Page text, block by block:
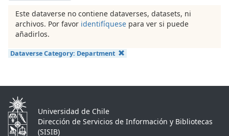
Este dataverse no contiene dataverses, datasets, ni
archivos. Por favor identifíquese para ver si puede
añadirlos.
Dataverse Category: Department
Universidad de Chile
Dirección de Servicios de Información y Bibliotecas
(SISIB)